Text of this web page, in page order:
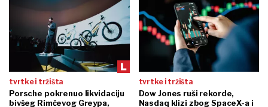
tvrtke i tržišta
Porsche pokrenuo likvidaciju
bivšeg Rimčevog Greypa,
tvrtke i tržišta
Dow Jones ruši rekorde,
Nasdaq klizi zbog SpaceX-a i